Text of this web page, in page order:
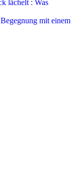
lächelt : Was
mit einem